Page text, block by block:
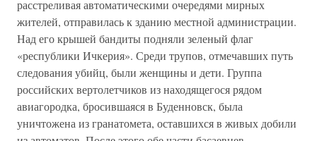
расстреливая автоматическими очередями мирных
жителей, отправилась к зданию местной администрации.
Над его крышей бандиты подняли зеленый флаг
«республики Ичкерия». Среди трупов, отмечавших путь
следования убийц, были женщины и дети. Группа
российских вертолетчиков из находящегося рядом
авиагородка, бросившаяся в Буденновск, была
уничтожена из гранатомета, оставшихся в живых добили